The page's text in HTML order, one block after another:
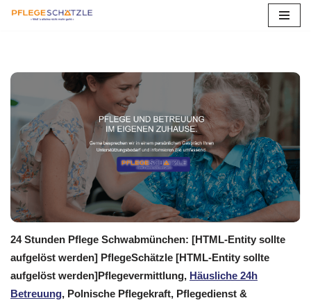
springen
24 Stunden Pflege Schwabmünchen: [HTML-Entity sollte
aufgelöst werden] PflegeSchätzle [HTML-Entity sollte
aufgelöst werden]Pflegevermittlung, Häusliche 24h
Betreuung, Polnische Pflegekraft, Pflegedienst &